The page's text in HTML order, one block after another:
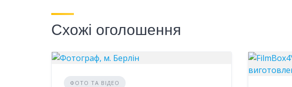
Схожі оголошення
ФОТО ТА ВІДЕО